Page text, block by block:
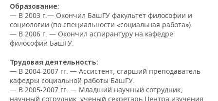
ВУЗЫ ТАТАРСТАНА
КОМУ ПРИНАДЛЕЖАТ
ТОРГОВЫЕ ЦЕНТРЫ
ТАТАРСТАНА
БАНКИ
БЮДЖЕТ
ИНВЕСТИЦИИ
АГРОПРОМ
МАШИНОСТРОЕНИЕ
НЕФТЕХИМИЯ
НЕФТЬ
НОВОСТИ НЕДВИЖИМОСТИ
АВТО
НОВОСТИ АВТО
БИЗНЕС
НОВОСТИ БИЗНЕСА
РОЗНИЧНАЯ ТОРГОВЛЯ
ТРАНСПОРТ
НОВОСТИ ТЕХНОЛОГИЙ
IT
МЕРОПРИЯТИЯ
НОВОСТИ МЕРОПРИЯТИЙ
СПОРТ
Образование:
— В 2003 г.— Окончил БашГУ факультет философии и
социологии (по специальности «социальная работа»).
— В 2006 г. — Окончил аспирантуру на кафедре
философии БашГУ.
Трудовая деятельность:
— В 2004-2007 гг. — Ассистент, старший преподаватель
кафедры социальной работы БашГУ.
— В 2005-2007 гг. — Младший научный сотрудник,
научный сотрудник, ученый секретарь Центра изучения